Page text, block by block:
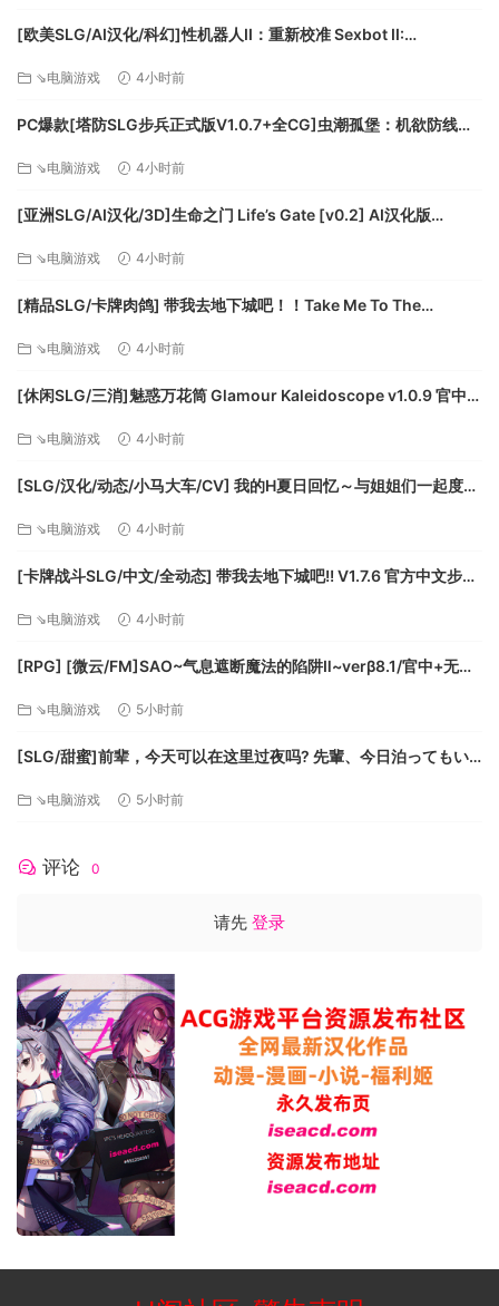
●全面的脆弱等级，可满足最疯狂的核心玩家的娱乐需求。
器和大量可解锁内容将使您感到愉悦
最低配置：
操作系统：Microsoft®Windows®7SP1、8.1、10
处理器：Intel Core i5-3210M @ 2.5GHz
显卡：GeForce GTX 660M
DirectX版本：9.0
注意：保持视频驱动程序最新通常是一个好主意！
[欧美SLG/AI汉化/科幻]性机器人II：重新校准 Sexbot II:
⇘电脑游戏 4小时前
PC爆款[塔防SLG步兵正式版V1.0.7+全CG]虫潮孤堡：机欲防线
迅雷/UC/夸克
⇘电脑游戏 4小时前
[亚洲SLG/AI汉化/3D]生命之门 Life’s Gate [v0.2] AI汉化版
⇘电脑游戏 4小时前
[精品SLG/卡牌肉鸽] 带我去地下城吧！！Take Me To The
⇘电脑游戏 4小时前
[休闲SLG/三消]魅惑万花筒 Glamour Kaleidoscope v1.0.9 官中
⇘电脑游戏 4小时前
[SLG/汉化/动态/小马大车/CV] 我的H夏日回忆～与姐姐们一起度过
⇘电脑游戏 4小时前
[卡牌战斗SLG/中文/全动态] 带我去地下城吧!! V1.7.6 官方中文步兵
⇘电脑游戏 4小时前
[RPG] [微云/FM]SAO~气息遮断魔法的陷阱Ⅱ~verβ8.1/官中+无码
⇘电脑游戏 5小时前
[SLG/甜蜜]前辈，今天可以在这里过夜吗? 先輩、今日泊ってもい
⇘电脑游戏 5小时前
评论 0
请先 登录